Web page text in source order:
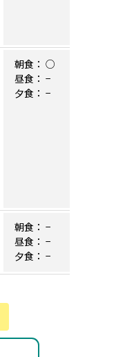
朝食： ○
昼食： −
夕食： −
朝食： −
昼食： −
夕食： −